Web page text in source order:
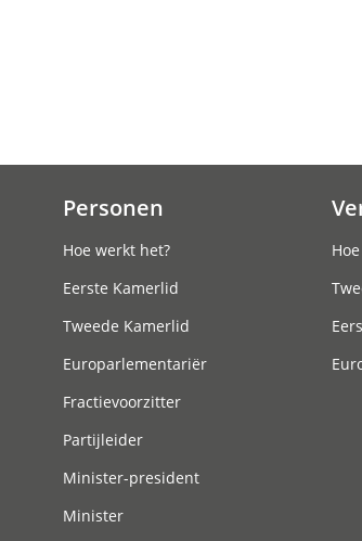
Personen
Hoe werkt het?
Eerste Kamerlid
Tweede Kamerlid
Europarlementariër
Fractievoorzitter
Partijleider
Minister-president
Minister